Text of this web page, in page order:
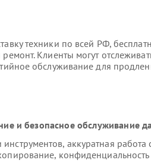
техники по всей РФ,
Клиенты могут
обслуживание для
и безопасное обслуживание
аккуратная работа
конфиденциальность